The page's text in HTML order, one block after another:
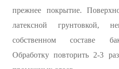
прежнее покрытие.
латексной грунтовкой,
собственном составе
Обработку повторить 2-3